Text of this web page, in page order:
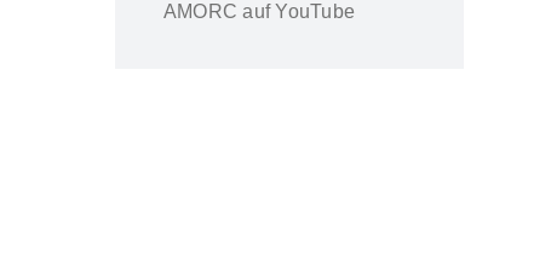
AMORC auf YouTube